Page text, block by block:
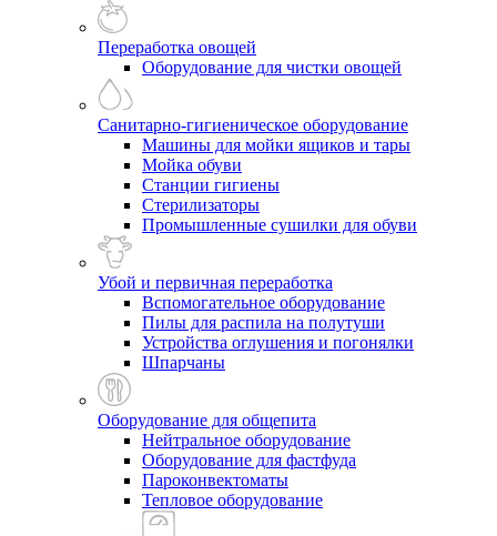
Переработка овощей
Оборудование для чистки овощей
Санитарно-гигиеническое оборудование
Машины для мойки ящиков и тары
Мойка обуви
Станции гигиены
Стерилизаторы
Промышленные сушилки для обуви
Убой и первичная переработка
Вспомогательное оборудование
Пилы для распила на полутуши
Устройства оглушения и погонялки
Шпарчаны
Оборудование для общепита
Нейтральное оборудование
Оборудование для фастфуда
Пароконвектоматы
Тепловое оборудование